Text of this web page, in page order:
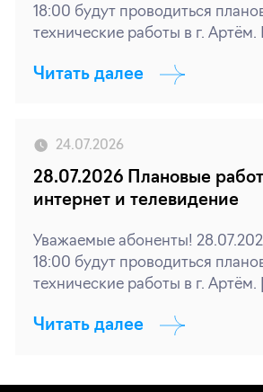
18:00 будут проводиться
технические работы в г. Артём.
Читать далее
24.07.2026
28.07.2026 Плановые
интернет и телевидение
Уважаемые абоненты!
18:00 будут проводиться
технические работы в г. Артём.
Читать далее